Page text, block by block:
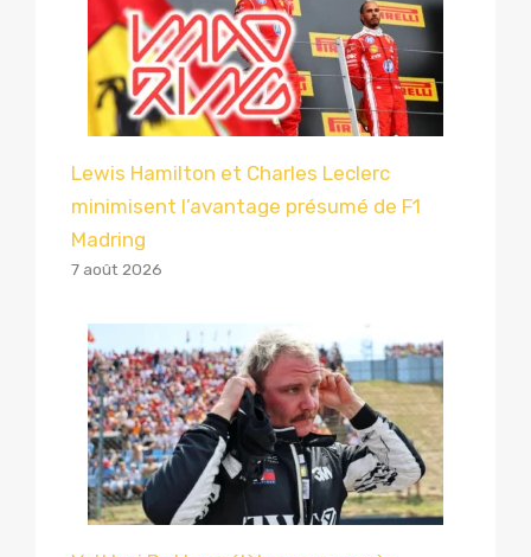
Lewis Hamilton et Charles Leclerc
minimisent l’avantage présumé de F1
Madring
7 août 2026